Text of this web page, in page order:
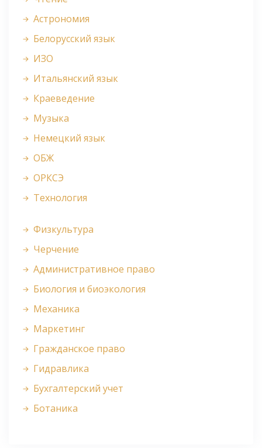
Астрономия
Белорусский язык
ИЗО
Итальянский язык
Краеведение
Музыка
Немецкий язык
ОБЖ
ОРКСЭ
Технология
Физкультура
Черчение
Административное право
Биология и биоэкология
Механика
Маркетинг
Гражданское право
Гидравлика
Бухгалтерский учет
Ботаника